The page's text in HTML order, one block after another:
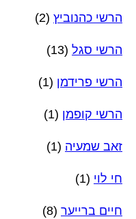
הרשי כהנוביץ (2)
הרשי סגל (13)
הרשי פרידמן (1)
הרשי קופמן (1)
זאב שמעיה (1)
חי לוי (1)
חיים ברייער (8)